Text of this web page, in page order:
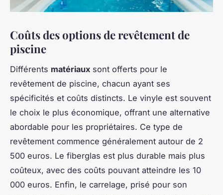
Coûts des options de revêtement de
piscine
Différents matériaux sont offerts pour le
revêtement de piscine, chacun ayant ses
spécificités et coûts distincts. Le vinyle est souvent
le choix le plus économique, offrant une alternative
abordable pour les propriétaires. Ce type de
revêtement commence généralement autour de 2
500 euros. Le fiberglas est plus durable mais plus
coûteux, avec des coûts pouvant atteindre les 10
000 euros. Enfin, le carrelage, prisé pour son